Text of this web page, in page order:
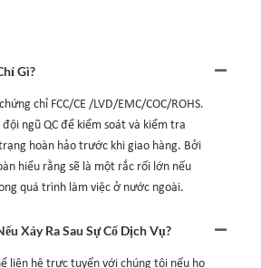
Gì?
chỉ FCC/CE /LVD/EMC/COC/ROHS.
ngũ QC để kiểm soát và kiểm tra
hoàn hảo trước khi giao hàng. Bởi
hiểu rằng sẽ là một rắc rối lớn nếu
quá trình làm việc ở nước ngoài.
Xảy Ra Sau Sự Cố Dịch Vụ?
liên hệ trực tuyến với chúng tôi nếu họ